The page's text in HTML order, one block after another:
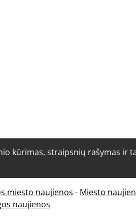
kūrimas, straipsnių rašymas
miesto naujienos - Miesto
naujienos